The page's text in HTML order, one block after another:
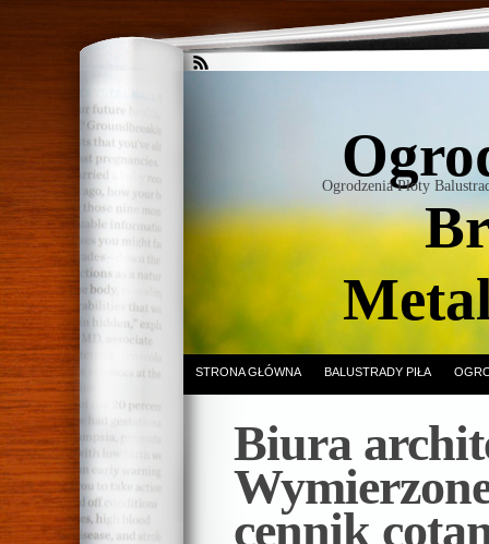
Ogrodzenia Płoty
STRONA GŁÓWNA BALUSTRADY PIŁA
Biura
cennik